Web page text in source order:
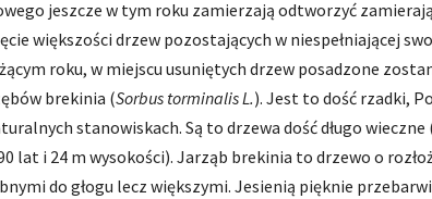
jeszcze w tym roku zamierzają odtworzyć
większości drzew pozostających w niespełniającej
roku, w miejscu usuniętych drzew posadzone
brekinia (Sorbus torminalis L.). Jest to dość rzadki,
stanowiskach. Są to drzewa dość długo
lat i 24 m wysokości). Jarząb brekinia to drzewo o
do głogu lecz większymi. Jesienią pięknie